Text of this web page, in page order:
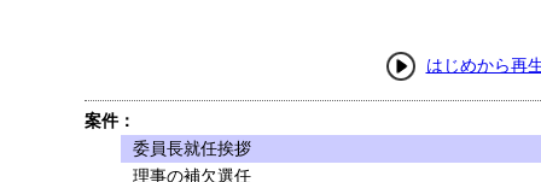
はじめから再
案件：
委員長就任挨拶
理事の補欠選任